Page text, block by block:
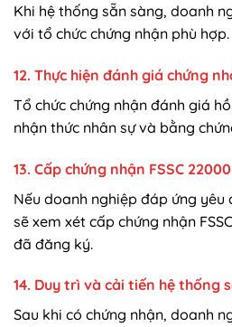
Khi hệ thống sẵn sàng, doanh
với tổ chức chứng nhận phù hợp.
12. Thực hiện đánh giá chứng
Tổ chức chứng nhận đánh giá
nhận thức nhân sự và bằng
13. Cấp chứng nhận FSSC
Nếu doanh nghiệp đáp ứng yêu
sẽ xem xét cấp chứng nhận
đã đăng ký.
14. Duy trì và cải tiến hệ thống
Sau khi có chứng nhận, doanh